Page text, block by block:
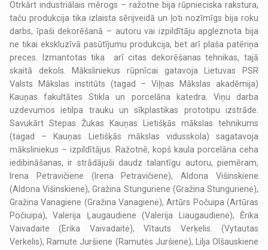
Otrkārt industriālais mērogs – ražotne bija rūpnieciska rakstura,
taču produkcija tika izlaista sērijveidā un ļoti nozīmīgs bija roku
darbs, īpaši dekorēšanā – autoru vai izpildītāju apgleznota bija
ne tikai ekskluzīvā pasūtījumu produkcija, bet arī plaša patēriņa
preces. Izmantotas tika arī citas dekorēšanas tehnikas, tajā
skaitā dekols. Māksliniekus rūpnīcai gatavoja Lietuvas PSR
Valsts Mākslas institūts (tagad – Viļņas Mākslas akadēmija)
Kauņas fakultātes Stikla un porcelāna katedra. Viņu darba
uzdevumos ietilpa trauku un sīkplastikas prototipu izstrāde.
Savukārt Stepas Žukas Kauņas Lietišķās mākslas tehnikums
(tagad – Kauņas Lietišķās mākslas vidusskola) sagatavoja
māksliniekus – izpildītājus. Ražotnē, kopš kaula porcelāna ceha
iedibināšanas, ir strādājuši daudz talantīgu autoru, piemēram,
Irena Petravičiene (Irena Petravičiene), Aldona Višinskiene
(Aldona Višinskiene), Gražina Stunguriene (Gražina Stungurienė),
Gražina Vanagiene (Gražina Vanagienė), Artūrs Počuipa (Artūras
Počiuipa), Valerija Ļaugaudiene (Valerija Liaugaudienė), Ērika
Vaivadaite (Erika Vaivadaitė), Vītauts Verķelis. (Vytautas
Verkelis), Ramute Juršiene (Ramutės Juršienė), Lilja Olšauskiene